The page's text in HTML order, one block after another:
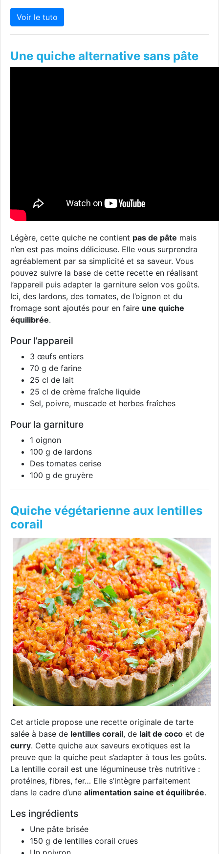
Voir le tuto
Une quiche alternative sans pâte
Légère, cette quiche ne contient pas de pâte mais
n’en est pas moins délicieuse. Elle vous surprendra
agréablement par sa simplicité et sa saveur. Vous
pouvez suivre la base de cette recette en réalisant
l’appareil puis adapter la garniture selon vos goûts.
Ici, des lardons, des tomates, de l’oignon et du
fromage sont ajoutés pour en faire une quiche
équilibrée.
Pour l’appareil
3 œufs entiers
70 g de farine
25 cl de lait
25 cl de crème fraîche liquide
Sel, poivre, muscade et herbes fraîches
Pour la garniture
1 oignon
100 g de lardons
Des tomates cerise
100 g de gruyère
Quiche végétarienne aux lentilles
corail
Cet article propose une recette originale de tarte
salée à base de lentilles corail, de lait de coco et de
curry. Cette quiche aux saveurs exotiques est la
preuve que la quiche peut s’adapter à tous les goûts.
La lentille corail est une légumineuse très nutritive :
protéines, fibres, fer… Elle s’intègre parfaitement
dans le cadre d’une alimentation saine et équilibrée.
Les ingrédients
Une pâte brisée
150 g de lentilles corail crues